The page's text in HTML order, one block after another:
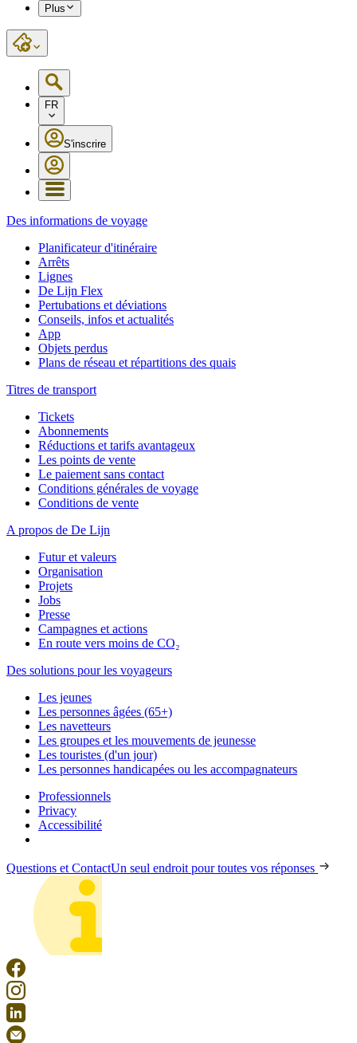
Plus
FR
S'inscrire
Des informations de voyage
Planificateur d'itinéraire
Arrêts
Lignes
De Lijn Flex
Pertubations et déviations
Conseils, infos et actualités
App
Objets perdus
Plans de réseau et répartitions des quais
Titres de transport
Tickets
Abonnements
Réductions et tarifs avantageux
Les points de vente
Le paiement sans contact
Conditions générales de voyage
Conditions de vente
A propos de De Lijn
Futur et valeurs
Organisation
Projets
Jobs
Presse
Campagnes et actions
En route vers moins de CO₂
Des solutions pour les voyageurs
Les jeunes
Les personnes âgées (65+)
Les navetteurs
Les groupes et les mouvements de jeunesse
Les touristes (d'un jour)
Les personnes handicapées ou les accompagnateurs
Professionnels
Privacy
Accessibilité
Questions et ContactUn seul endroit pour toutes vos réponses